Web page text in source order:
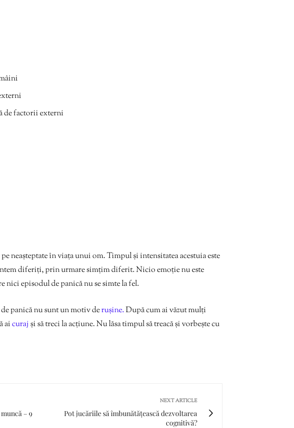
de factorii externi
neașteptate în viața unui om. Timpul și intensitatea acestuia este
diferiți, prin urmare simțim diferit. Nicio emoție nu este
nici episodul de panică nu se simte la fel.
panică nu sunt un motiv derușine.După cum ai văzut mulți
aicurajși să treci la acțiune. Nu lăsa timpul să treacă și vorbește cu
– 9
NEXT ARTICLE
Pot jucăriile să îmbunătățească dezvoltarea
cognitivă?